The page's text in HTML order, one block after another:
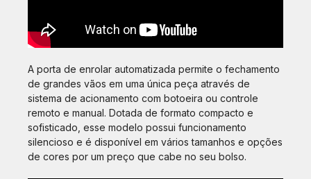
A porta de enrolar automatizada permite o fechamento
de grandes vãos em uma única peça através de
sistema de acionamento com botoeira ou controle
remoto e manual. Dotada de formato compacto e
sofisticado, esse modelo possui funcionamento
silencioso e é disponível em vários tamanhos e opções
de cores por um preço que cabe no seu bolso.